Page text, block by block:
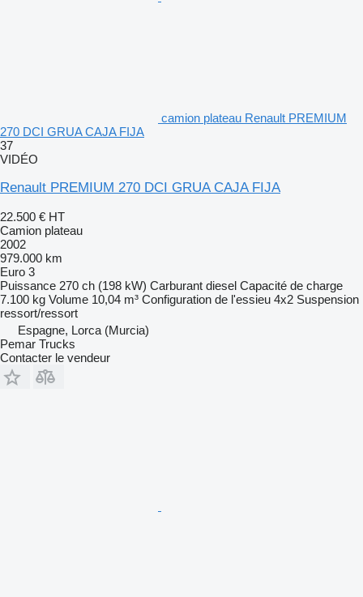
camion plateau Renault PREMIUM
270 DCI GRUA CAJA FIJA
37
VIDÉO
Renault PREMIUM 270 DCI GRUA CAJA FIJA
22.500 € HT
Camion plateau
2002
979.000 km
Euro 3
Puissance 270 ch (198 kW) Carburant diesel Capacité de charge
7.100 kg Volume 10,04 m³ Configuration de l'essieu 4x2 Suspension
ressort/ressort
Espagne, Lorca (Murcia)
Pemar Trucks
Contacter le vendeur